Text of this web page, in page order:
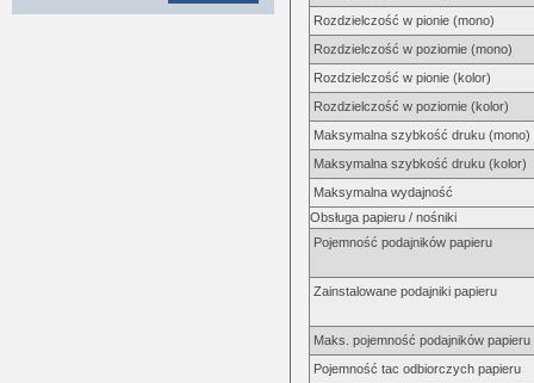
Rozdzielczość w pionie (mono)
Rozdzielczość w poziomie (mono)
Rozdzielczość w pionie (kolor)
Rozdzielczość w poziomie (kolor)
Maksymalna szybkość druku (mono)
Maksymalna szybkość druku (kolor)
Maksymalna wydajność
Obsługa papieru / nośniki
Pojemność podajników papieru
Zainstalowane podajniki papieru
Maks. pojemność podajników papieru
Pojemność tac odbiorczych papieru